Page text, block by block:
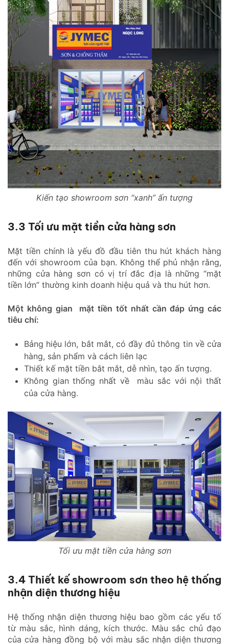
Kiến tạo showroom sơn “xanh” ấn tượng
3.3 Tối ưu mặt tiền cửa hàng sơn
Mặt tiền chính là yếu đồ đầu tiên thu hút khách hàng
đến với showroom của bạn. Không thể phủ nhận rằng,
những cửa hàng sơn có vị trí đắc địa là những “mặt
tiền lớn” thường kinh doanh hiệu quả và thu hút hơn.
Một không gian mặt tiền tốt nhất cần đáp ứng các
tiêu chí:
Bảng hiệu lớn, bắt mắt, có đầy đủ thông tin về cửa
hàng, sản phẩm và cách liên lạc
Thiết kế mặt tiền bắt mắt, dễ nhìn, tạo ấn tượng.
Không gian thống nhất về màu sắc với nội thất
của cửa hàng.
Tối ưu mặt tiền cửa hàng sơn
3.4 Thiết kế showroom sơn theo hệ thống
nhận diện thương hiệu
Hệ thống nhận diện thương hiệu bao gồm các yếu tố
từ màu sắc, hình dáng, kích thước. Màu sắc chủ đạo
của cửa hàng đồng bộ với màu sắc nhận diện thương